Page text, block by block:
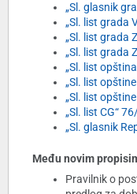
„Sl. glasnik
„Sl. list grada
„Sl. list grada
„Sl. list grada
„Sl. list
„Sl. list
„Sl. list
„Sl. list CG“
„Sl. glasnik
Među novim
Pravilnik o